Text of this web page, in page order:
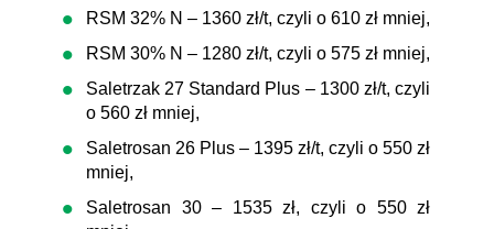
RSM 32% N – 1360 zł/t, czyli o 610 zł mniej,
RSM 30% N – 1280 zł/t, czyli o 575 zł mniej,
Saletrzak 27 Standard Plus – 1300 zł/t, czyli
o 560 zł mniej,
Saletrosan 26 Plus – 1395 zł/t, czyli o 550 zł
mniej,
Saletrosan 30 – 1535 zł, czyli o 550 zł